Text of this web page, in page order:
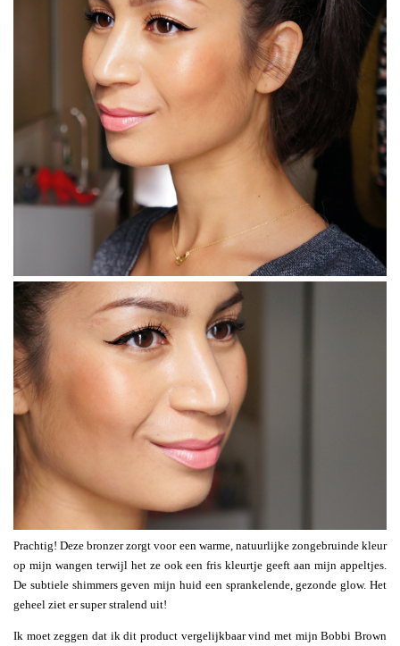
Prachtig! Deze bronzer zorgt voor een warme, natuurlijke zongebruinde kleur
op mijn wangen terwijl het ze ook een fris kleurtje geeft aan mijn appeltjes.
De subtiele shimmers geven mijn huid een sprankelende, gezonde glow. Het
geheel ziet er super stralend uit!
Ik moet zeggen dat ik dit product vergelijkbaar vind met mijn Bobbi Brown